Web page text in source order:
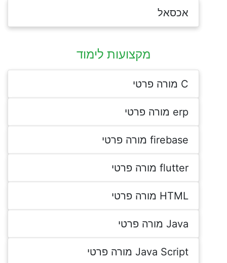
אכסאל
מקצועות לימוד
C מורה פרטי
erp מורה פרטי
firebase מורה פרטי
flutter מורה פרטי
HTML מורה פרטי
Java מורה פרטי
Java Script מורה פרטי